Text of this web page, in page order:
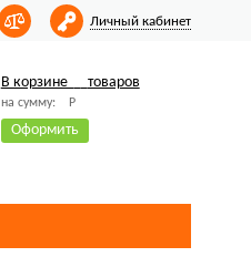
Личный кабинет
В корзине товаров
на сумму: Р
Оформить